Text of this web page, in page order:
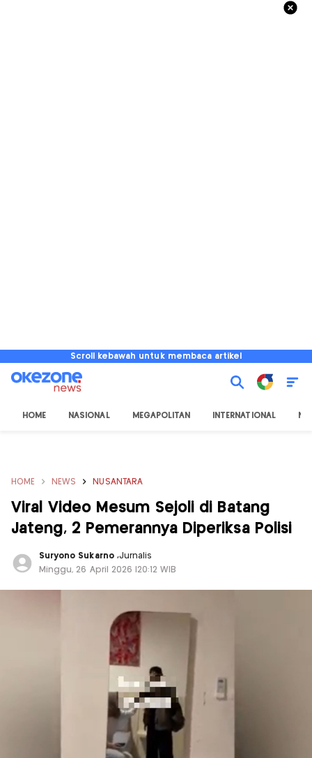
Scroll kebawah untuk membaca artikel
HOME NASIONAL MEGAPOLITAN INTERNATIONAL
HOME NEWS NUSANTARA
Viral Video Mesum Sejoli di Batang
Jateng, 2 Pemerannya Diperiksa Polisi
Suryono Sukarno ,Jurnalis
Minggu, 26 April 2026 |20:12 WIB